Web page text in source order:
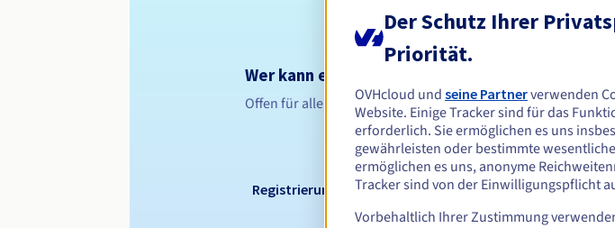
Wer kann eine .education-Domain registrieren?
Offen für alle natürlichen oder juristischen Personen ohne
Verwaltungsregeln
Registrierungszeitraum
Der Schutz Ihrer
Priorität.
OVHcloud und seine Partnerverwenden
Website. Einige Tracker sind für das
erforderlich. Sie ermöglichen es uns
gewährleisten oder bestimmte
ermöglichen es uns, anonyme
Tracker sind von der Einwilligungspflicht
Vorbehaltlich Ihrer Zustimmung